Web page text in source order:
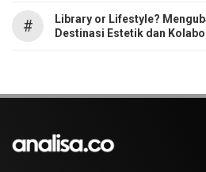
#
Library or Lifestyle?
Destinasi Estetik dan